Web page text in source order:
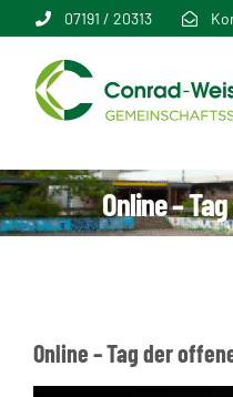
springen
07191 / 20313
Online –
Online – Tag der